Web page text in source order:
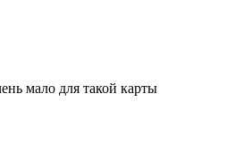
мало для такой карты